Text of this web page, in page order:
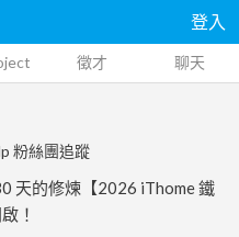
登入
徵才 聊天
粉絲團追蹤
天的修煉【2026 iThome 鐵
！